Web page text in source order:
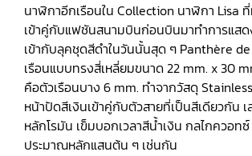
นาฬิกาอีกเรือนใน Collection นาฬิกา Lisa
เข้าคู่กับแฟชันสนามบินก่อนบินมาทำการแสด
เข้ากับลุคชุดสีดำในวันนั้นสุด ๆ Panthère
เรือนแบบทรงสี่เหลี่ยมขนาด 22 mm. x 30
คือตัวเรือนบาง 6 mm. ทำจากวัสดุ
หน้าปัดสีเงินเข้าคู่กับตัวสายที่เป็นสีเดียวกัน เ
หลักโรมัน เข็มบอกเวลาสีน้ำเงิน กลไกควอท
ประมาณหลักแสนต้น ๆ เช่นกัน